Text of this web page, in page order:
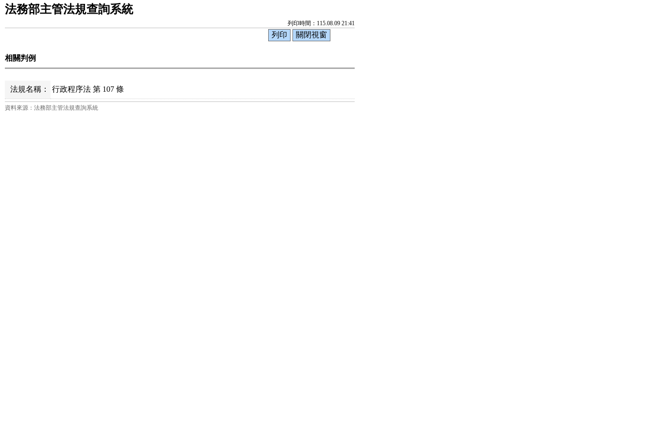
法務部主管法規查詢系統
列印時間：115.08.09 21:41
相關判例
法規名稱： 行政程序法 第 107 條
資料來源：法務部主管法規查詢系統